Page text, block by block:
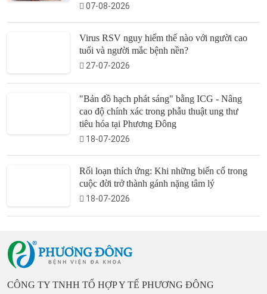
07-08-2026
Virus RSV nguy hiểm thế nào với người cao
tuổi và người mắc bệnh nền?
27-07-2026
"Bản đồ hạch phát sáng" bằng ICG - Nâng
cao độ chính xác trong phẫu thuật ung thư
tiêu hóa tại Phương Đông
18-07-2026
Rối loạn thích ứng: Khi những biến cố trong
cuộc đời trở thành gánh nặng tâm lý
18-07-2026
CÔNG TY TNHH TỔ HỢP Y TẾ PHƯƠNG ĐÔNG